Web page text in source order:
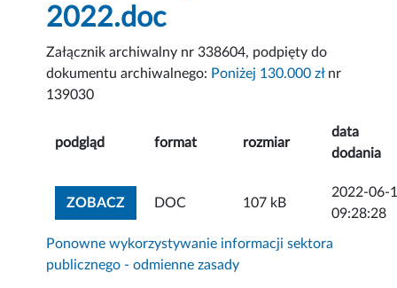
2022.doc
Załącznik archiwalny nr 338604, podpięty do
dokumentu archiwalnego: Poniżej 130.000 złnr
139030
podgląd format rozmiar
data
dodania
ZOBACZZOBACZ ZAŁĄCZNIK
DOC 107 kB
2022-06-
09:28:28
Ponowne wykorzystywanie informacji sektora
publicznego - odmienne zasady